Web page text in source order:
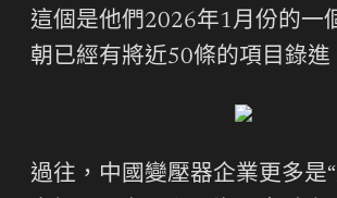
這個是他們2026年1月份的一
朝已經有將近50條的項目錄進
過往，中國變壓器企業更多是